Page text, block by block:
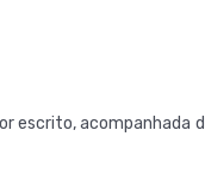
acompanhada